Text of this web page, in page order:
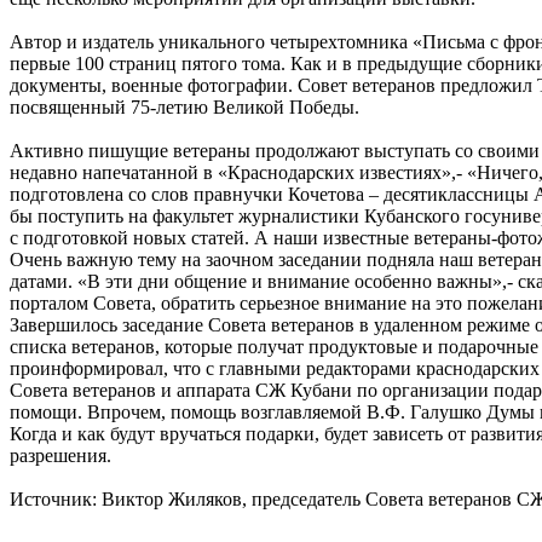
Автор и издатель уникального четырехтомника «Письма с
первые 100 страниц пятого тома. Как и в предыдущие
документы, военные фотографии. Совет ветеранов
посвященный 75-летию Великой Победы.
Активно пишущие ветераны продолжают выступать со своими
недавно напечатанной в «Краснодарских известиях»,-
подготовлена со слов правнучки Кочетова –
бы поступить на факультет журналистики Кубанского
с подготовкой новых статей. А наши известные ветераны-
Очень важную тему на заочном заседании подняла наш
датами. «В эти дни общение и внимание особенно важны»,-
порталом Совета, обратить серьезное внимание на это
Завершилось заседание Совета ветеранов в удаленном
списка ветеранов, которые получат продуктовые и
проинформировал, что с главными редакторами
Совета ветеранов и аппарата СЖ Кубани по организации
помощи. Впрочем, помощь возглавляемой В.Ф. Галушко Думы
Когда и как будут вручаться подарки, будет зависеть от
разрешения.
Источник: Виктор Жиляков, председатель Совета ветеранов